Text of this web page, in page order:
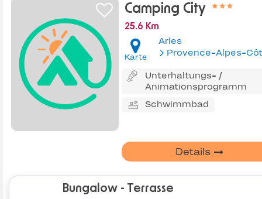
Camping City
25.6 Km
Karte
Arles
Provence-Alpes-Côte
Unterhaltungs- /
Animationsprogramm
Schwimmbad
Details
Bungalow - Terrasse